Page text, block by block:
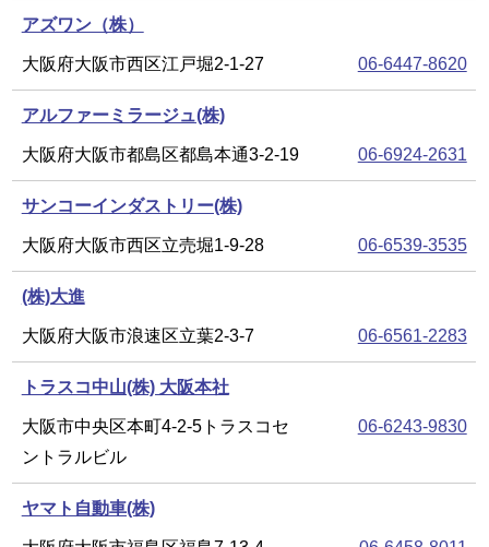
アズワン（株）
大阪府大阪市西区江戸堀2-1-27 06-6447-8620
アルファーミラージュ(株)
大阪府大阪市都島区都島本通3-2-19 06-6924-2631
サンコーインダストリー(株)
大阪府大阪市西区立売堀1-9-28 06-6539-3535
(株)大進
大阪府大阪市浪速区立葉2-3-7 06-6561-2283
トラスコ中山(株) 大阪本社
大阪市中央区本町4-2-5トラスコセ
ントラルビル
06-6243-9830
ヤマト自動車(株)